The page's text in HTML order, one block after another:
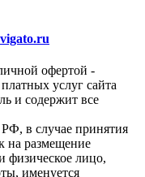
офертой -
услуг сайта
и содержит все
в случае принятия
на размещение
физическое лицо,
именуется